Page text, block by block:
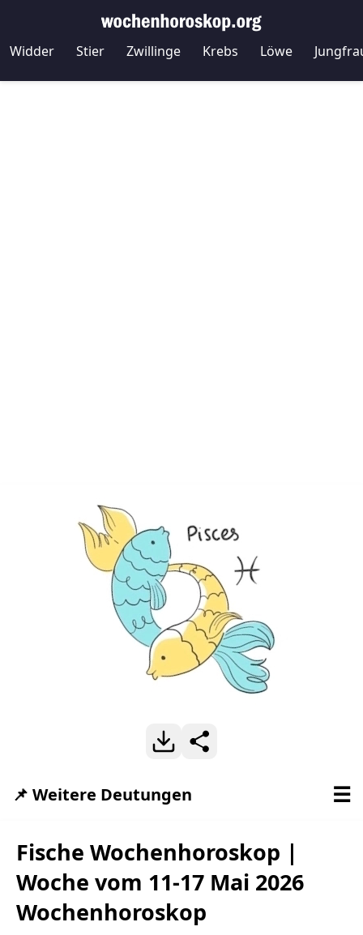
Widder Stier Zwillinge Krebs Löwe
Fische Wochenhoroskop |
Woche vom 11-17 Mai 2026
Wochenhoroskop
📌 Weitere Deutungen ☰